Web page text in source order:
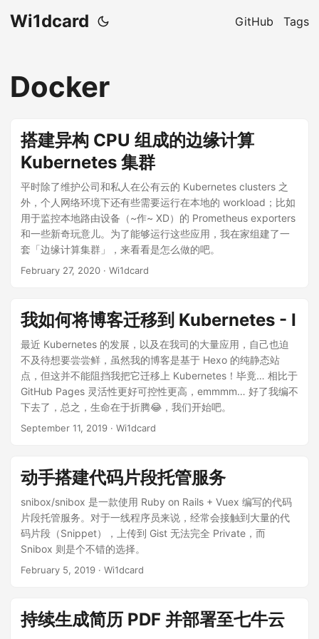
Wi1dcard GitHub Tags
Docker
搭建异构 CPU 组成的边缘计算
Kubernetes 集群
平时除了维护公司和私人在公有云的 Kubernetes clusters 之
外，个人网络环境下还有些需要运行在本地的 workload；比如
用于监控本地路由设备（~作~ XD）的 Prometheus exporters
和一些新奇玩意儿。为了能够运行这些应用，我在家组建了一
套「边缘计算集群」，来看看是怎么做的吧。
February 27, 2020 · Wi1dcard
我如何将博客迁移到 Kubernetes - I
最近 Kubernetes 的发展，以及在我司的大量应用，自己也迫
不及待想要尝尝鲜，虽然我的博客是基于 Hexo 的纯静态站
点，但这并不能阻挡我把它迁移上 Kubernetes！毕竟… 相比于
GitHub Pages 灵活性更好可控性更高，emmmm… 好了我编不
下去了，总之，生命在于折腾😂，我们开始吧。
September 11, 2019 · Wi1dcard
动手搭建代码片段托管服务
snibox/snibox 是一款使用 Ruby on Rails + Vuex 编写的代码
片段托管服务。对于一线程序员来说，经常会接触到大量的代
码片段（Snippet），上传到 Gist 无法完全 Private，而
Snibox 则是个不错的选择。
February 5, 2019 · Wi1dcard
持续生成简历 PDF 并部署至七牛云